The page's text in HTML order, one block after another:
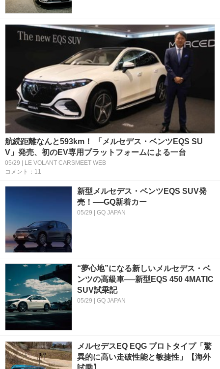
航続距離なんと593km！ 「メルセデス・ベンツEQS SU
V」発売、初のEV専用プラットフォームによる一台
05/29 | LE VOLANT CARSMEET WEB
コメント：11
新型メルセデス・ベンツEQS SUV発
売！──GQ新着カー
05/29 | GQ JAPAN
“夢心地”になる新しいメルセデス・ベ
ンツの高級車──新型EQS 450 4MATIC
SUV試乗記
05/29 | GQ JAPAN
メルセデスEQ EQG プロトタイプ「驚
異的に高い走破性能と敏捷性」【海外